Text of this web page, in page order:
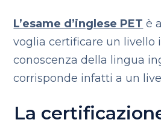
L’esame d’inglese PET è
voglia certificare un livello
conoscenza della lingua
corrisponde infatti a un
La